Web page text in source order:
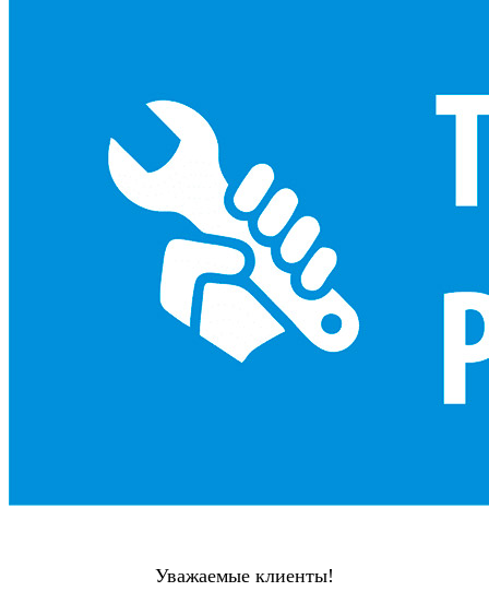
Уважаемые клиенты!